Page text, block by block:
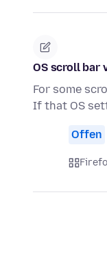
OS scroll bar
For some
If that OS
Offen